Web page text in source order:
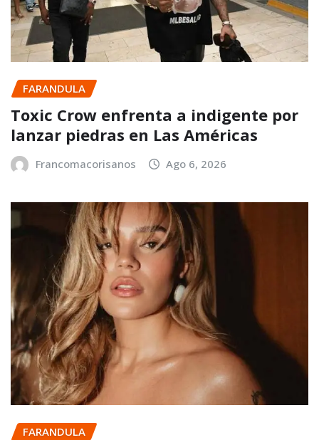
FARANDULA
Toxic Crow enfrenta a indigente por
lanzar piedras en Las Américas
Francomacorisanos Ago 6, 2026
FARANDULA